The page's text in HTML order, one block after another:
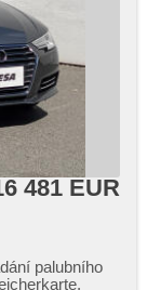
481 EUR
palubního